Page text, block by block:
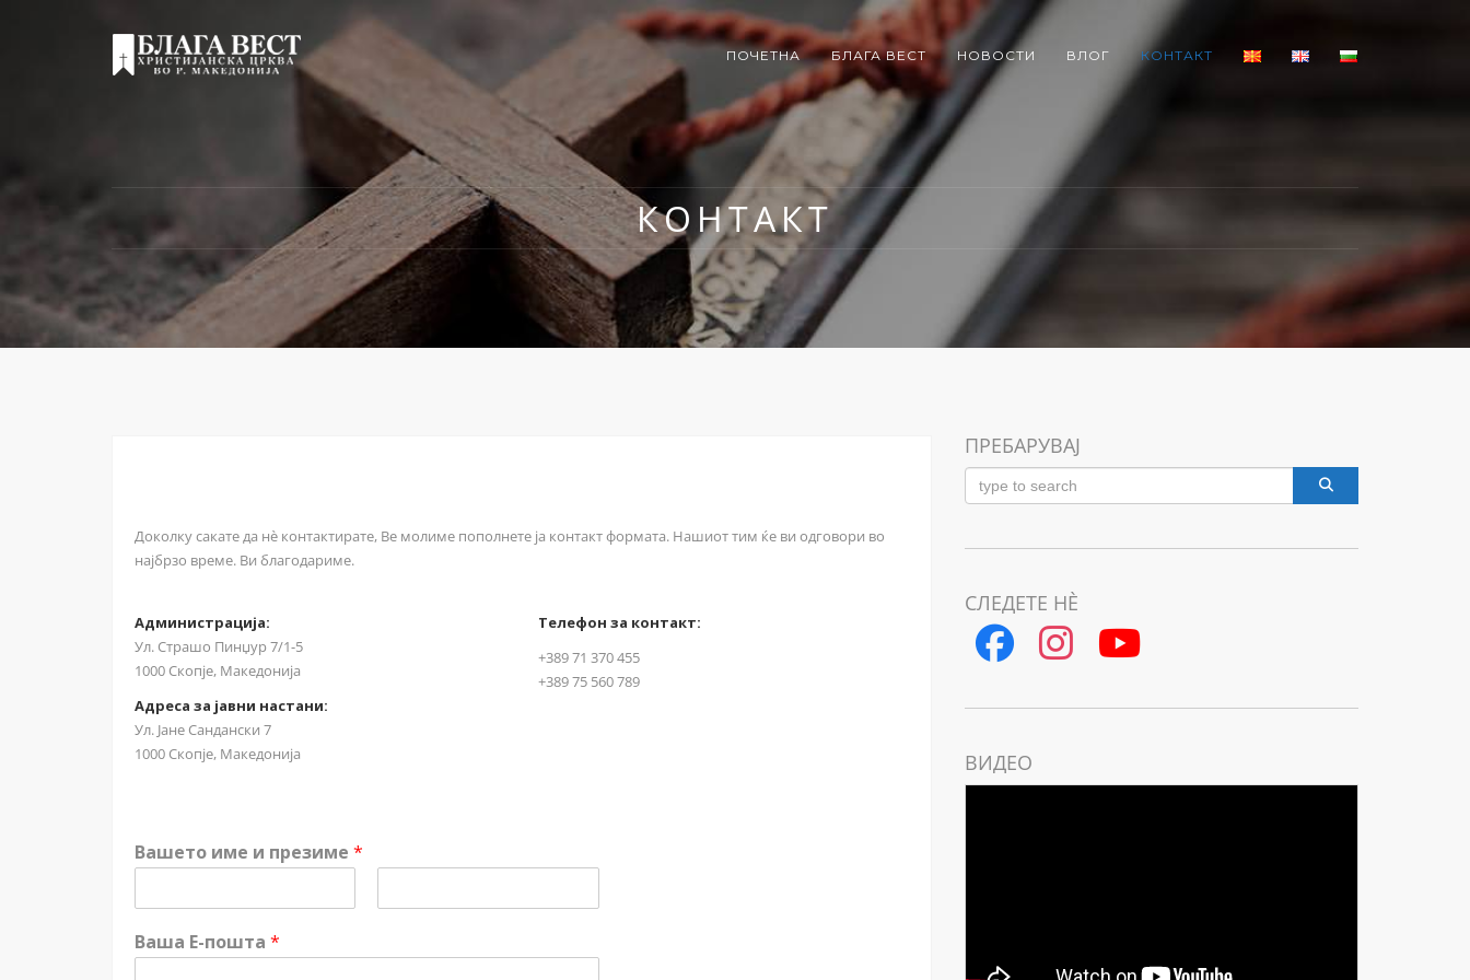
ПОЧЕТНА БЛАГА ВЕСТ НОВОСТИ ВЛОГ КОНТАКТ
КОНТАКТ
Доколку сакате да нѐ контактирате, Ве молиме пополнете ја контакт формата. Нашиот тим ќе ви одговори во
најбрзо време. Ви благодариме.
Администрација:
Ул. Страшо Пинџур 7/1-5
1000 Скопје, Македонија
Адреса за јавни настани:
Ул. Јане Сандански 7
1000 Скопје, Македонија
Телефон за контакт​:
+389 71 370 455
+389 75 560 789
Вашето име и презиме *
i
rВаша Е-пошта *
ПРЕБАРУВАЈ
СЛЕДЕТЕ НЀ
ВИДЕО